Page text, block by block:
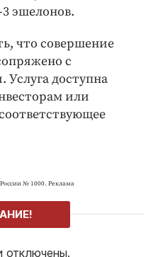
эшелонов.
что совершение
с
доступна
или
№ 1000. Реклама
отключены.